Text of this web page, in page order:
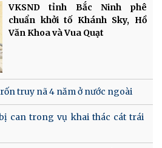
VKSND tỉnh Bắc Ninh phê
chuẩn khởi tố Khánh Sky, Hồ
Văn Khoa và Vua Quạt
truy nã 4 năm ở nước ngoài
can trong vụ khai thác cát trái